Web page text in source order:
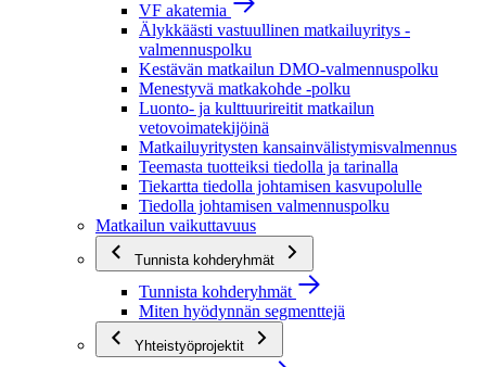
VF akatemia
Älykkäästi vastuullinen matkailuyritys -
valmennuspolku
Kestävän matkailun DMO-valmennuspolku
Menestyvä matkakohde -polku
Luonto- ja kulttuurireitit matkailun
vetovoimatekijöinä
Matkailuyritysten kansainvälistymisvalmennus
Teemasta tuotteiksi tiedolla ja tarinalla
Tiekartta tiedolla johtamisen kasvupolulle
Tiedolla johtamisen valmennuspolku
Matkailun vaikuttavuus
Tunnista kohderyhmät
Tunnista kohderyhmät
Miten hyödynnän segmenttejä
Yhteistyöprojektit